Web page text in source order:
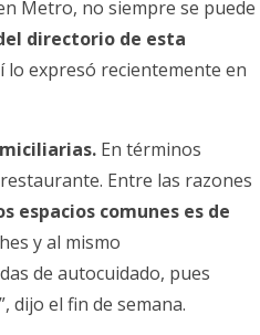
Metro, no siempre se puede
directorio de esta
lo expresó recientemente en
En términos
Entre las razones
espacios comunes es de
y al mismo
de autocuidado, pues
dijo el fin de semana.